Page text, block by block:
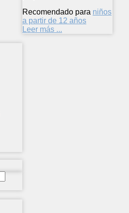
Recomendado para niños
a partir de 12 años
Leer más ...